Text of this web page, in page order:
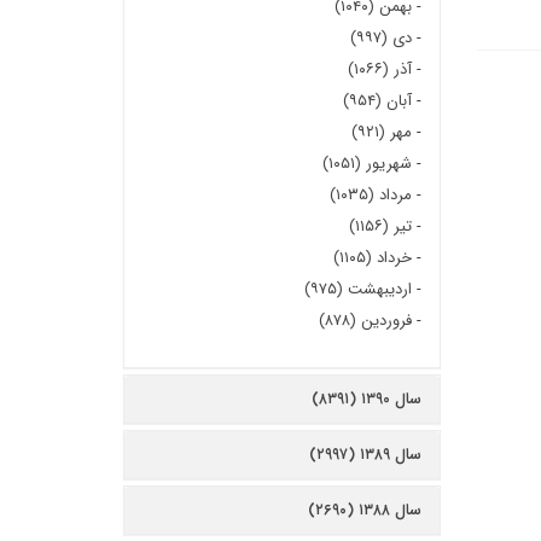
-بهمن (۱۰۴۰)
-دی (۹۹۷)
-آذر (۱۰۶۶)
-آبان (۹۵۴)
- مهر (۹۲۱)
- شهریور (۱۰۵۱)
- مرداد (۱۰۳۵)
-تیر (۱۱۵۶)
-خرداد (۱۱۰۵)
- اردیبهشت (۹۷۵)
-فروردین (۸۷۸)
سال ۱۳۹۰ (۸۳۹۱)
سال ۱۳۸۹ (۲۹۹۷)
سال ۱۳۸۸ (۲۶۹۰)